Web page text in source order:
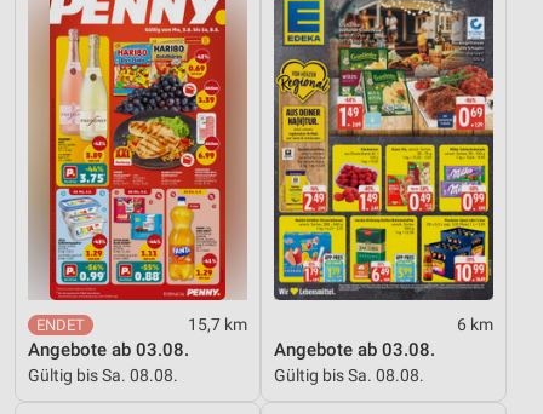
15,7 km
Angebote ab 03.08.
Gültig bis Sa. 08.08.
6 km
Angebote ab 03.08.
Gültig bis Sa. 08.08.